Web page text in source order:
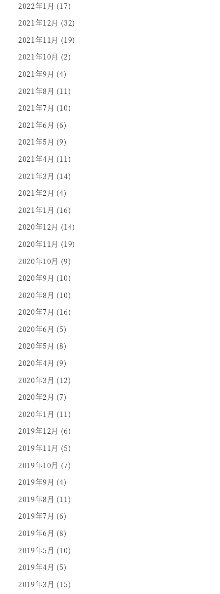
2022年1月 (17)
2021年12月 (32)
2021年11月 (19)
2021年10月 (2)
2021年9月 (4)
2021年8月 (11)
2021年7月 (10)
2021年6月 (6)
2021年5月 (9)
2021年4月 (11)
2021年3月 (14)
2021年2月 (4)
2021年1月 (16)
2020年12月 (14)
2020年11月 (19)
2020年10月 (9)
2020年9月 (10)
2020年8月 (10)
2020年7月 (16)
2020年6月 (5)
2020年5月 (8)
2020年4月 (9)
2020年3月 (12)
2020年2月 (7)
2020年1月 (11)
2019年12月 (6)
2019年11月 (5)
2019年10月 (7)
2019年9月 (4)
2019年8月 (11)
2019年7月 (6)
2019年6月 (8)
2019年5月 (10)
2019年4月 (5)
2019年3月 (15)